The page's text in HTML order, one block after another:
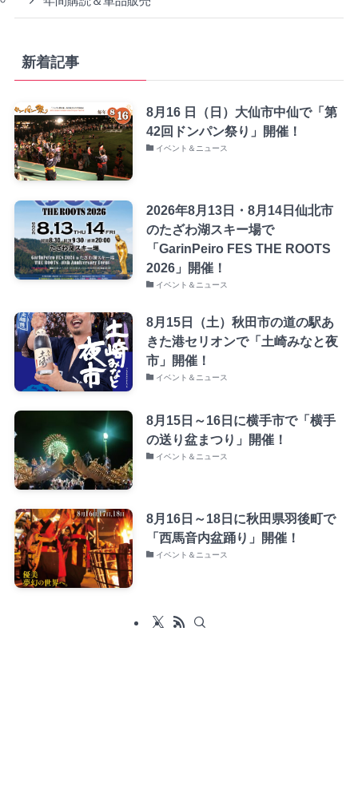
新着記事
8月16 日（日）大仙市中仙で「第
42回ドンパン祭り」開催！
イベント＆ニュース
2026年8月13日・8月14日仙北市
のたざわ湖スキー場で
「GarinPeiro FES THE ROOTS
2026」開催！
イベント＆ニュース
8月15日（土）秋田市の道の駅あ
きた港セリオンで「土崎みなと夜
市」開催！
イベント＆ニュース
8月15日～16日に横手市で「横手
の送り盆まつり」開催！
イベント＆ニュース
8月16日～18日に秋田県羽後町で
「西馬音内盆踊り」開催！
イベント＆ニュース